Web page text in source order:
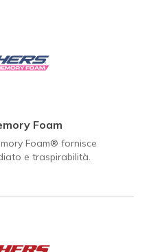
Foam
Foam® fornisce
e traspirabilità.